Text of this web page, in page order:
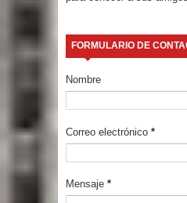
FORMULARIO DE
Nombre
Correo electrónico *
Mensaje *